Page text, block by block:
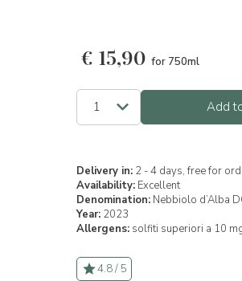
€ 15,90 for 750ml
Add
Delivery in: 2 - 4 days, free for
Availability: Excellent
Denomination: Nebbiolo d’Alba
Year: 2023
Allergens: solfiti superiori a 10
4.8 / 5